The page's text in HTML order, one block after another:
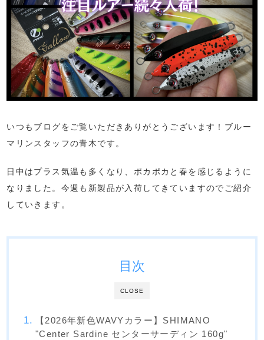
いつもブログをご覧いただきありがとうございます！ブルー
マリンスタッフの青木です。
日中はプラス気温も多くなり、ポカポカと春を感じるように
なりました。今週も新製品が入荷してきていますのでご紹介
していきます。
CLOSE
目次
【2026年新色WAVYカラー】SHIMANO
"Center Sardine センターサーディン 160g"